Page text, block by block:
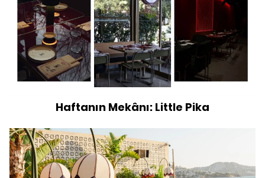
Haftanın Mekânı: Little Pika